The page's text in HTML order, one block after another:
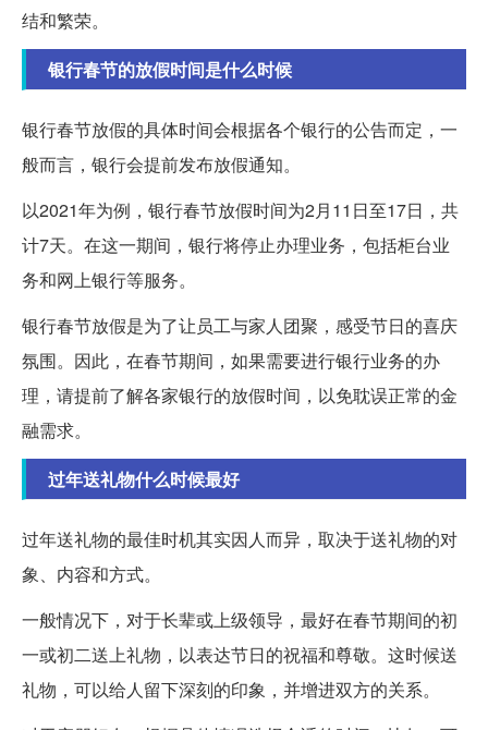
结和繁荣。
银行春节的放假时间是什么时候
银行春节放假的具体时间会根据各个银行的公告而定，一
般而言，银行会提前发布放假通知。
以2021年为例，银行春节放假时间为2月11日至17日，共
计7天。在这一期间，银行将停止办理业务，包括柜台业
务和网上银行等服务。
银行春节放假是为了让员工与家人团聚，感受节日的喜庆
氛围。因此，在春节期间，如果需要进行银行业务的办
理，请提前了解各家银行的放假时间，以免耽误正常的金
融需求。
过年送礼物什么时候最好
过年送礼物的最佳时机其实因人而异，取决于送礼物的对
象、内容和方式。
一般情况下，对于长辈或上级领导，最好在春节期间的初
一或初二送上礼物，以表达节日的祝福和尊敬。这时候送
礼物，可以给人留下深刻的印象，并增进双方的关系。